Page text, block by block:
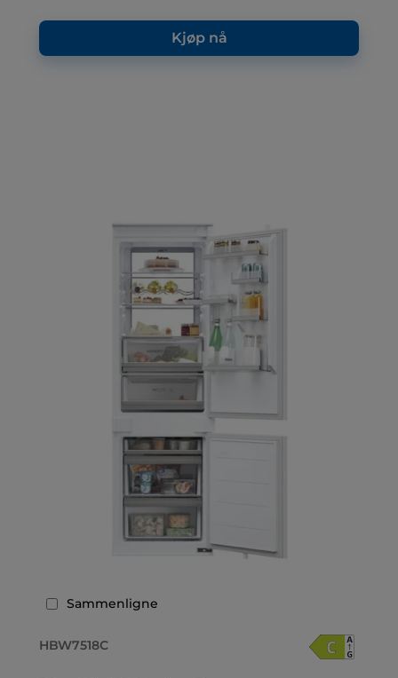
Kjøp nå
Sammenligne
HBW7518C